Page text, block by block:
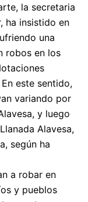
la secretaria
ha insistido en
una
robos en los
este sentido,
variando por
y luego
Alavesa,
según ha
a robar en
y pueblos